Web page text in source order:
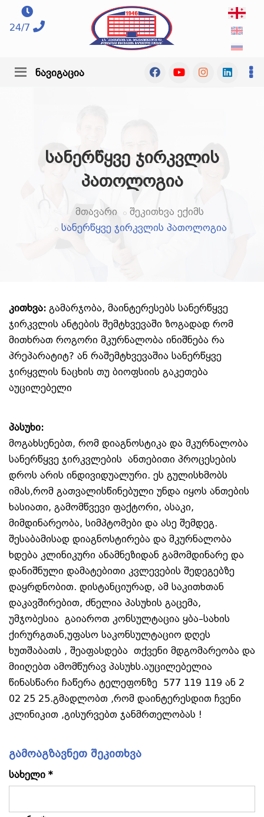
24/7
ნავიგაცია
სანერწყვე ჯირკვლის
პათოლოგია
მთავარი
შეკითხვა ექიმს
სანერწყვე ჯირკვლის პათოლოგია
კითხვა: გამარჯობა, მაინტერესებს სანერწყვე
ჯირკვლის ანტების შემტხვევაში ზოგადად რომ
მითხრათ როგორი მკურნალობა ინიშნება რა
პრეპარატიტ? ან რაშემტხვევაშია სანერწყვე
ჯირყვლის ნაცხის თუ ბიოფსიის გაკეთება
აუცილებელი
პასუხი:
მოგახსენებთ, რომ დიაგნოსტიკა და მკურნალობა
სანერწყვე ჯირკვლების ანთებითი პროცესების
დროს არის ინდივიდუალური. ეს გულისხმობს
იმას,რომ გათვალისწინებული უნდა იყოს ანთების
ხასიათი, გამომწვევი ფაქტორი, ასაკი,
მიმდინარეობა, სიმპტომები და ასე შემდეგ.
შესაბამისად დიაგნოსტირება და მკურნალობა
ხდება კლინიკური ანამნეზიდან გამომდინარე და
დანიშნული დამატებითი კვლევების შედეგებზე
დაყრდნობით. დისტანციურად, ამ საკითხთან
დაკავშირებით, ძნელია პასუხის გაცემა,
უმჯობესია გაიაროთ კონსულტაცია ყბა–სახის
ქირურგთან,უფასო საკონსულტაციო დღეს
ხუთშაბათს , შეაფასდება თქვენი მდგომარეობა და
მიიღებთ ამომწურავ პასუხს.აუცილებელია
წინასწარი ჩაწერა ტელეფონზე 577 119 119 ან 2
02 25 25.გმადლობთ ,რომ დაინტერესდით ჩვენი
კლინიკით ,გისურვებთ ჯანმრთელობას !
გამოაგზავნეთ შეკითხვა
სახელი *